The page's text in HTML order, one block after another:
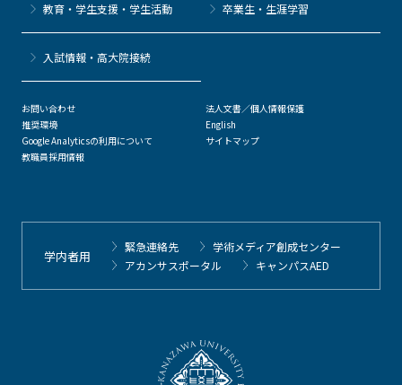
教育・学生支援・学生活動 卒業生・生涯学習
⼊試情報・高大院接続
お問い合わせ
推奨環境
Google Analyticsの利用について
教職員採用情報
法人文書／個人情報保護
English
サイトマップ
学内者用
緊急連絡先
学術メディア創成センター
アカンサスポータル
キャンパスAED